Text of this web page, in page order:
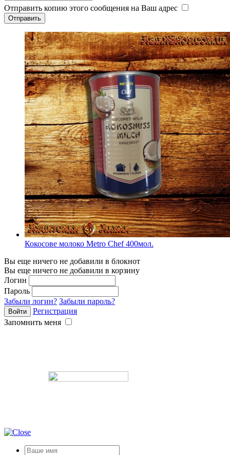
Отправить копию этого сообщения на Ваш адрес
Кокосове молоко Metro Chef 400мол.
Вы еще ничего не добавили в блокнот
Вы еще ничего не добавили в корзину
Логин
Пароль
Забыли логин? Забыли пароль?
Регистрация
Запомнить меня